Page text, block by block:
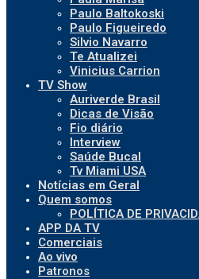
Paulo Baltokoski
Paulo Figueiredo
Silvio Navarro
Te Atualizei
Vinicius Carrion
TV Show
Auriverde Brasil
Dicas de Visão
Fio diário
Interview
Saúde Bucal
Tv Miami USA
Notícias em Geral
Quem somos
POLÍTICA DE
APP DA TV
Comerciais
Ao vivo
Patronos